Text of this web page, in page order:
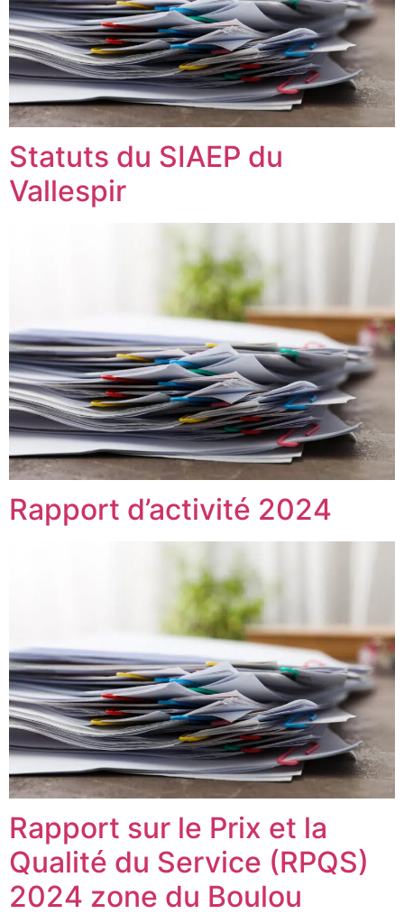
Statuts du SIAEP du
Vallespir
Rapport d’activité 2024
Rapport sur le Prix et la
Qualité du Service (RPQS)
2024 zone du Boulou